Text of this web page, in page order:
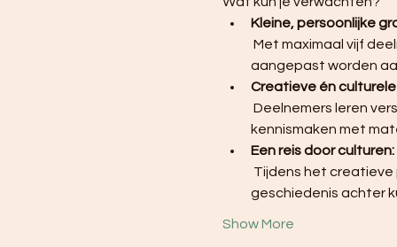
Kleine, persoonlijke
aangepast worden
Creatieve én
kennismaken met
Een reis door culturen:
geschiedenis achter
Show More